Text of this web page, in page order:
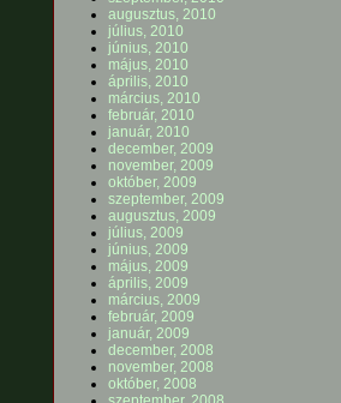
augusztus, 2010
július, 2010
június, 2010
május, 2010
április, 2010
március, 2010
február, 2010
január, 2010
december, 2009
november, 2009
október, 2009
szeptember, 2009
augusztus, 2009
július, 2009
június, 2009
május, 2009
április, 2009
március, 2009
február, 2009
január, 2009
december, 2008
november, 2008
október, 2008